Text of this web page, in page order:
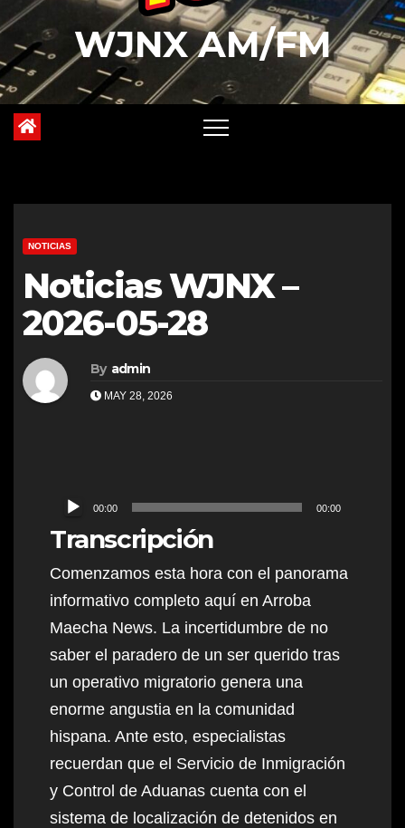
WJNX AM/FM
NOTICIAS
Noticias WJNX –
2026-05-28
By admin
MAY 28, 2026
Audio
Player
00:00 00:00
Transcripción
Comenzamos esta hora con el panorama
informativo completo aquí en Arroba
Maecha News. La incertidumbre de no
saber el paradero de un ser querido tras
un operativo migratorio genera una
enorme angustia en la comunidad
hispana. Ante esto, especialistas
recuerdan que el Servicio de Inmigración
y Control de Aduanas cuenta con el
sistema de localización de detenidos en